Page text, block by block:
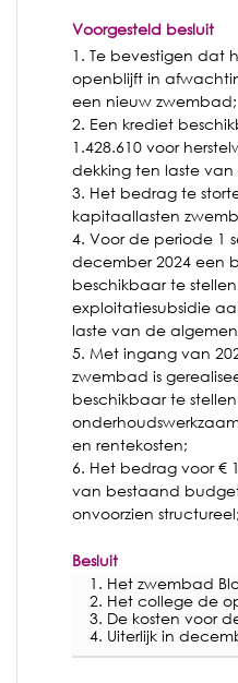
Voorgesteld besluit
1. Te bevestigen dat
openblijft in
een nieuw zwembad;
2. Een krediet
1.428.610 voor
dekking ten laste
3. Het bedrag te
kapitaallasten
4. Voor de periode 1
december 2024 een
beschikbaar te
exploitatiesubsidie
laste van de
5. Met ingang van
zwembad is
beschikbaar te
en rentekosten;
6. Het bedrag voor €
van bestaand
onvoorzien structureel;
Besluit
Het zwembad
Het college de
De kosten voor
Uiterlijk in